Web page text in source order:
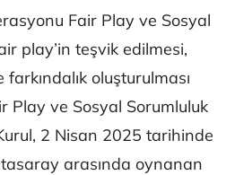
Fair Play ve Sosyal
play’in teşvik edilmesi,
farkındalık oluşturulması
Play ve Sosyal Sorumluluk
2 Nisan 2025 tarihinde
arasında oynanan